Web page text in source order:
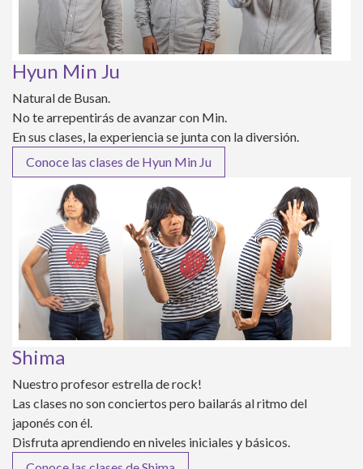
Hyun Min Ju
Natural de Busan.
No te arrepentirás de avanzar con Min.
En sus clases, la experiencia se junta con la diversión.
Conoce las clases de Hyun Min Ju
Shima
Nuestro profesor estrella de rock!
Las clases no son conciertos pero bailarás al ritmo del
japonés con él.
Disfruta aprendiendo en niveles iniciales y básicos.